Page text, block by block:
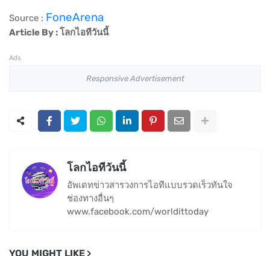
Source : FoneArena
Article By : โลกไอทีวันนี้
Ads
Responsive Advertisement
โลกไอทีวันนี้
อัพเดทข่าวสารวงการไอทีแบบรวดเร็วทันใจ
ช่องทางอื่นๆ
www.facebook.com/worldittoday
YOU MIGHT LIKE